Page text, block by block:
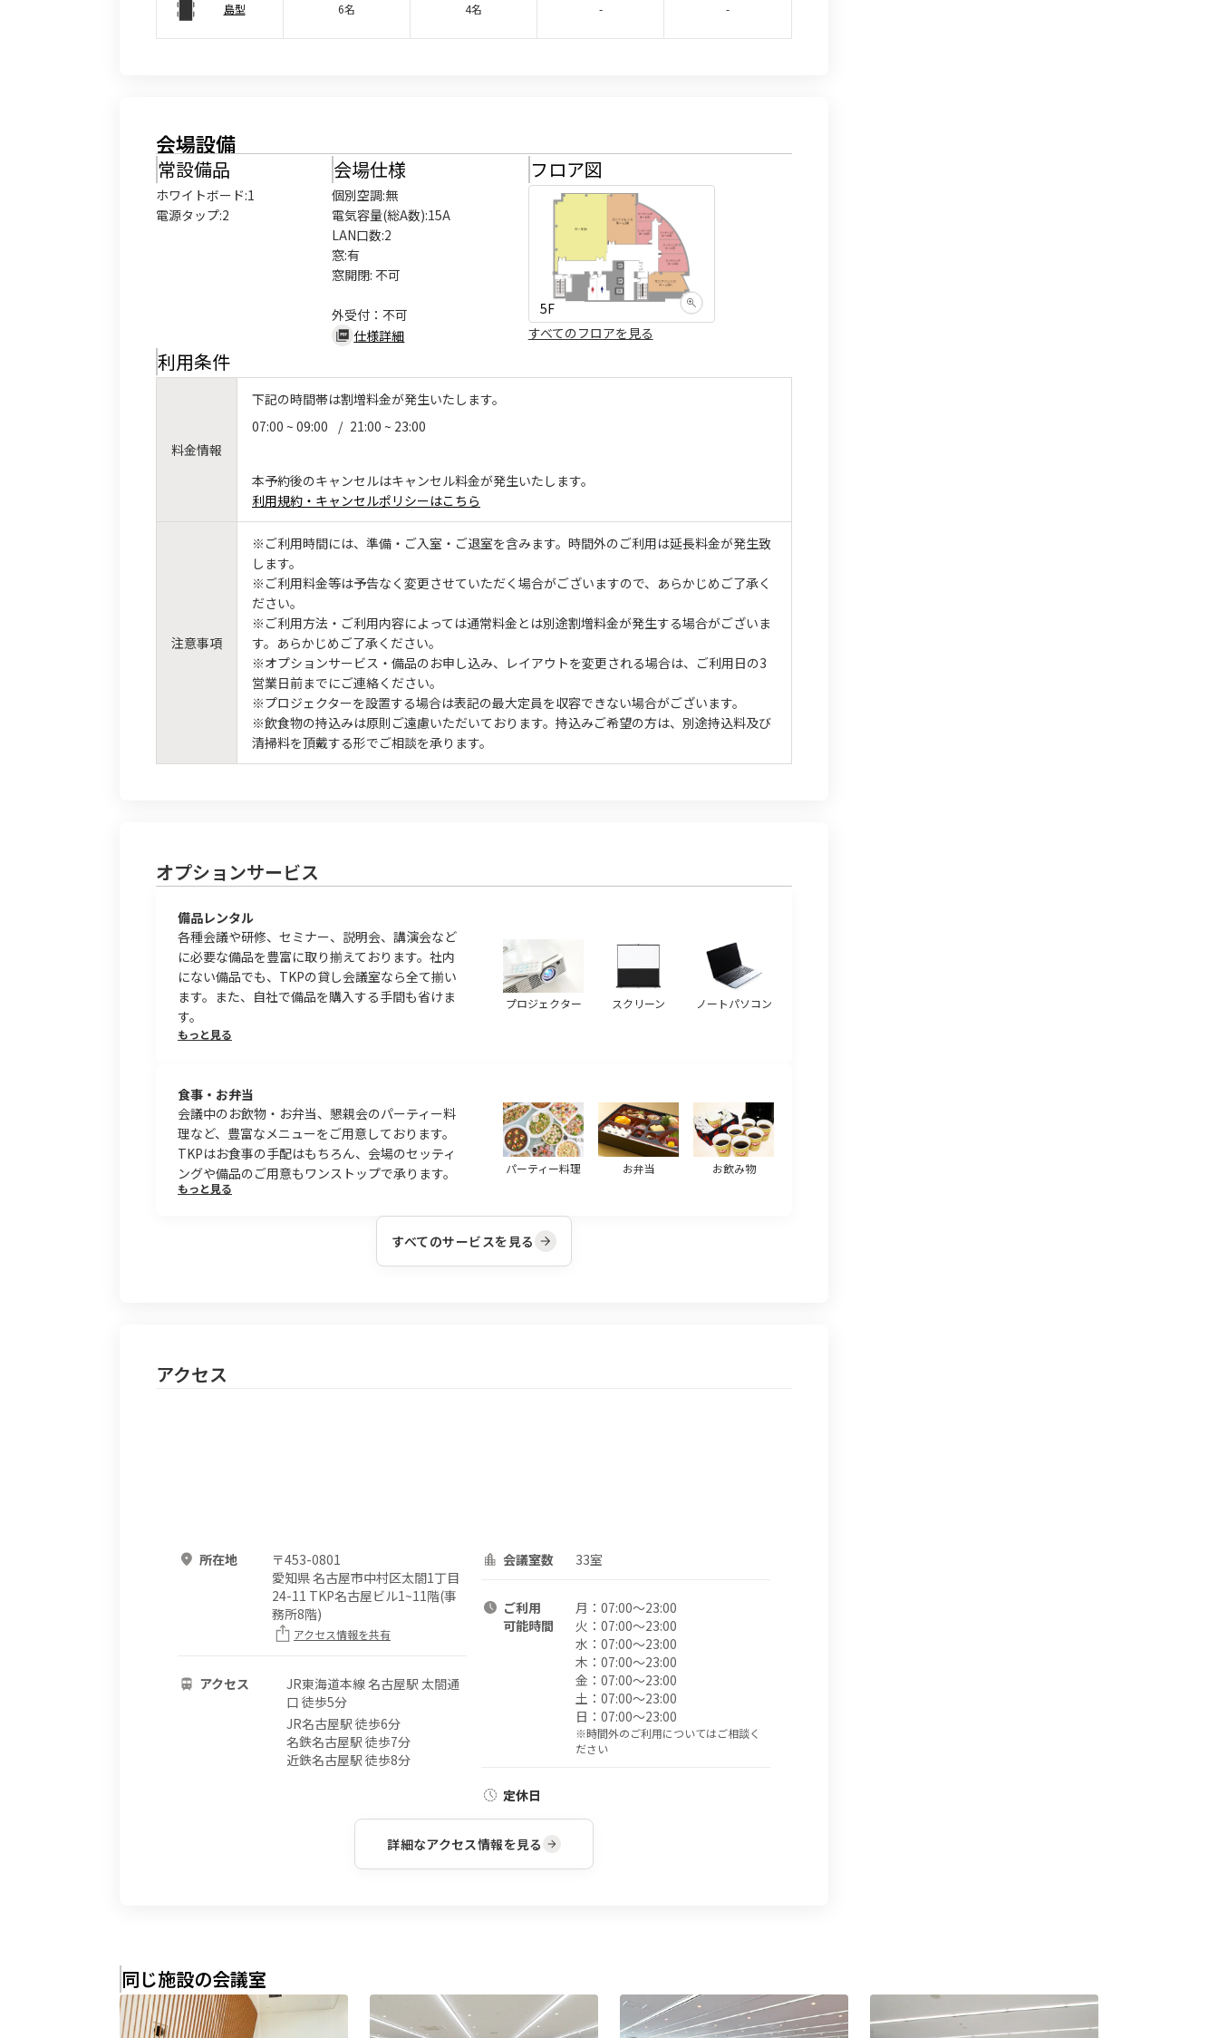
島型 6名 4名 - -
会場設備
常設備品
ホワイトボード:1
電源タップ:2
会場仕様
個別空調:無
電気容量(総A数):15A
LAN口数:2
窓:有
窓開閉: 不可
外受付：不可
仕様詳細
フロア図
5F
すべてのフロアを見る
利用条件
料金情報
下記の時間帯は割増料金が発生いたします。
07:00 ~ 09:00
/ 21:00 ~ 23:00
本予約後のキャンセルはキャンセル料金が発生いたします。
利用規約・キャンセルポリシーはこちら
注意事項
※ご利用時間には、準備・ご入室・ご退室を含みます。時間外のご利用は延長料金が発生致
します。
※ご利用料金等は予告なく変更させていただく場合がございますので、あらかじめご了承く
ださい。
※ご利用方法・ご利用内容によっては通常料金とは別途割増料金が発生する場合がございま
す。あらかじめご了承ください。
※オプションサービス・備品のお申し込み、レイアウトを変更される場合は、ご利用日の3
営業日前までにご連絡ください。
※プロジェクターを設置する場合は表記の最大定員を収容できない場合がございます。
※飲食物の持込みは原則ご遠慮いただいております。持込みご希望の方は、別途持込料及び
清掃料を頂戴する形でご相談を承ります。
オプションサービス
備品レンタル
各種会議や研修、セミナー、説明会、講演会など
に必要な備品を豊富に取り揃えております。社内
にない備品でも、TKPの貸し会議室なら全て揃い
ます。また、自社で備品を購入する手間も省けま
す。
もっと見る
プロジェクター スクリーン ノートパソコン
食事・お弁当
会議中のお飲物・お弁当、懇親会のパーティー料
理など、豊富なメニューをご用意しております。
TKPはお食事の手配はもちろん、会場のセッティ
ングや備品のご用意もワンストップで承ります。
もっと見る
パーティー料理 お弁当 お飲み物
すべてのサービスを見る
アクセス
所在地 〒453-0801
愛知県 名古屋市中村区太閤1丁目
24-11 TKP名古屋ビル1~11階(事
務所8階)
アクセス情報を共有
アクセス
JR東海道本線 名古屋駅 太閤通
口 徒歩5分
JR名古屋駅 徒歩6分
名鉄名古屋駅 徒歩7分
近鉄名古屋駅 徒歩8分
会議室数 33室
ご利用
可能時間
月： 07:00〜23:00
火： 07:00〜23:00
水： 07:00〜23:00
木： 07:00〜23:00
金： 07:00〜23:00
土： 07:00〜23:00
日： 07:00〜23:00
※時間外のご利用についてはご相談く
ださい
定休日
詳細なアクセス情報を見る
同じ施設の会議室